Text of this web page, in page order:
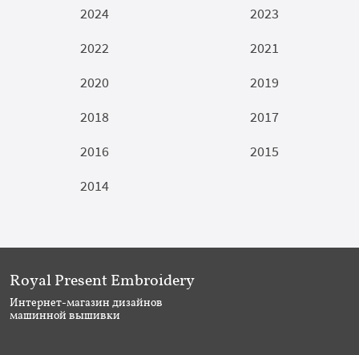
2024
2023
2022
2021
2020
2019
2018
2017
2016
2015
2014
Royal Present Embroidery
Интернет-магазин дизайнов
машинной вышивки